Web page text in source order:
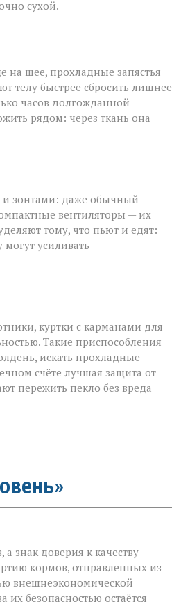
сухой.
на шее, прохладные запястья
телу быстрее сбросить лишнее
часов долгожданной
рядом: через ткань она
и зонтами: даже обычный
вентиляторы — их
тому, что пьют и едят:
усиливать
куртки с карманами для
Такие приспособления
искать прохладные
счёте лучшая защита от
пережить пекло без вреда
знак доверия к качеству
кормов, отправленных из
внешнеэкономической
безопасностью остаётся